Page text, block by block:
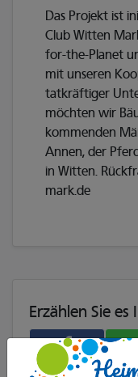
Das Projekt ist
Club Witten
for-the-Planet
mit unseren
tatkräftiger
möchten wir
kommenden
Annen, der
in Witten.
mark.de
Erzählen Sie